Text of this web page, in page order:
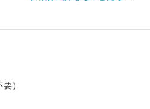
名な甘木公園。桜を眺めながらお
）